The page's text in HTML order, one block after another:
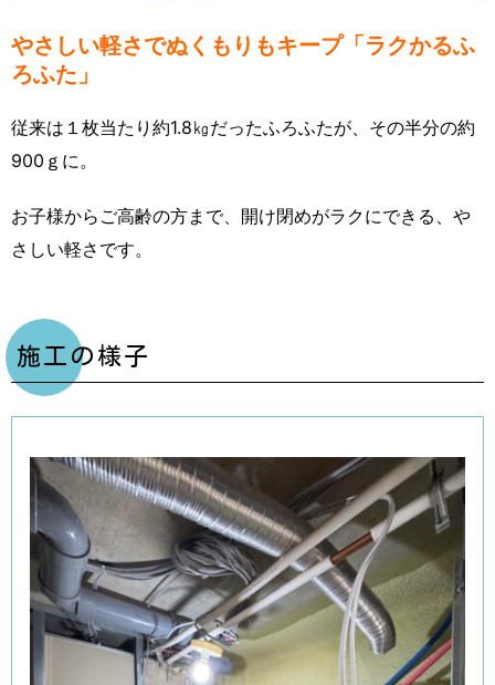
やさしい軽さでぬくもりもキープ「ラクかるふ
ろふた」
従来は１枚当たり約1.8㎏だったふろふたが、その半分の約
900ｇに。
お子様からご高齢の方まで、開け閉めがラクにできる、や
さしい軽さです。
施工の様子